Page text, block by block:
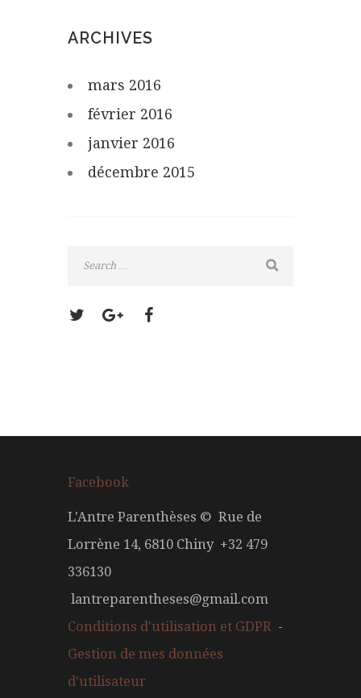
ARCHIVES
mars 2016
février 2016
janvier 2016
décembre 2015
Facebook
L'Antre Parenthèses © Rue de
Lorrène 14, 6810 Chiny +32 479
336130
lantreparentheses@gmail.com
Conditions d'utilisation et GDPR -
Gestion de mes données
d'utilisateur